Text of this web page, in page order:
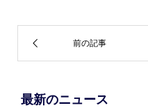
最新のニュース